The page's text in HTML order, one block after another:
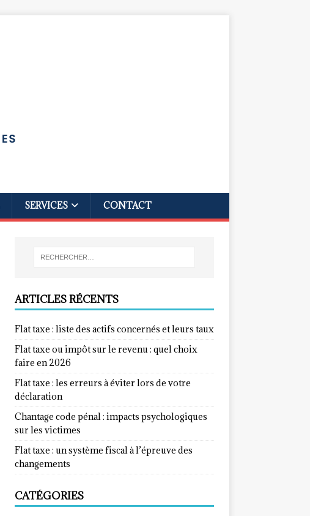
SERVICES CONTACT
ARTICLES RÉCENTS
Flat taxe : liste des actifs concernés et leurs taux
Flat taxe ou impôt sur le revenu : quel choix
faire en 2026
Flat taxe : les erreurs à éviter lors de votre
déclaration
Chantage code pénal : impacts psychologiques
sur les victimes
Flat taxe : un système fiscal à l’épreuve des
changements
CATÉGORIES